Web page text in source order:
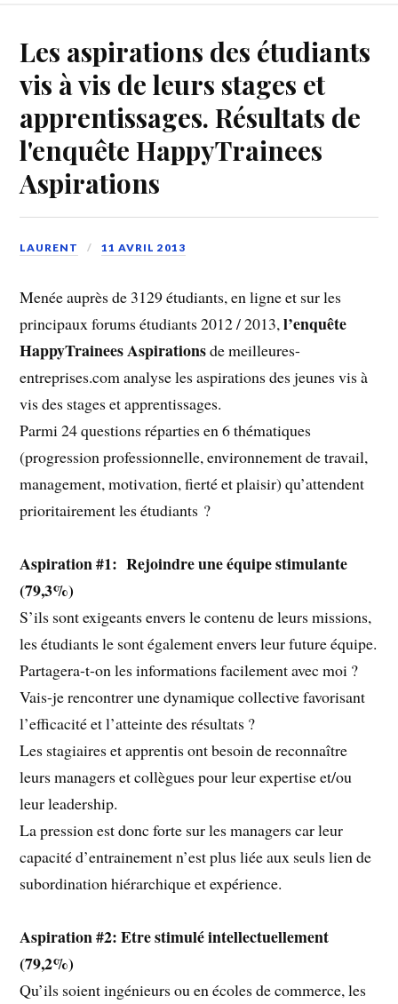
Les aspirations des étudiants
vis à vis de leurs stages et
apprentissages. Résultats de
l'enquête HappyTrainees
Aspirations
LAURENT 11 AVRIL 2013
Menée auprès de 3129 étudiants, en ligne et sur les
principaux forums étudiants 2012 / 2013,l’enquête
HappyTrainees Aspirationsde meilleures-
entreprises.com analyse les aspirations des jeunes vis à
vis des stages et apprentissages.
Parmi 24 questions réparties en 6 thématiques
(progression professionnelle, environnement de travail,
management, motivation, fierté et plaisir) qu’attendent
prioritairement les étudiants ?
Aspiration #1: Rejoindre une équipe stimulante
(79,3%)
S’ils sont exigeants envers le contenu de leurs missions,
les étudiants le sont également envers leur future équipe.
Partagera-t-on les informations facilement avec moi ?
Vais-je rencontrer une dynamique collective favorisant
l’efficacité et l’atteinte des résultats ?
Les stagiaires et apprentis ont besoin de reconnaître
leurs managers et collègues pour leur expertise et/ou
leur leadership.
La pression est donc forte sur les managers car leur
capacité d’entrainement n’est plus liée aux seuls lien de
subordination hiérarchique et expérience.
Aspiration #2: Etre stimulé intellectuellement
(79,2%)
Qu’ils soient ingénieurs ou en écoles de commerce, les